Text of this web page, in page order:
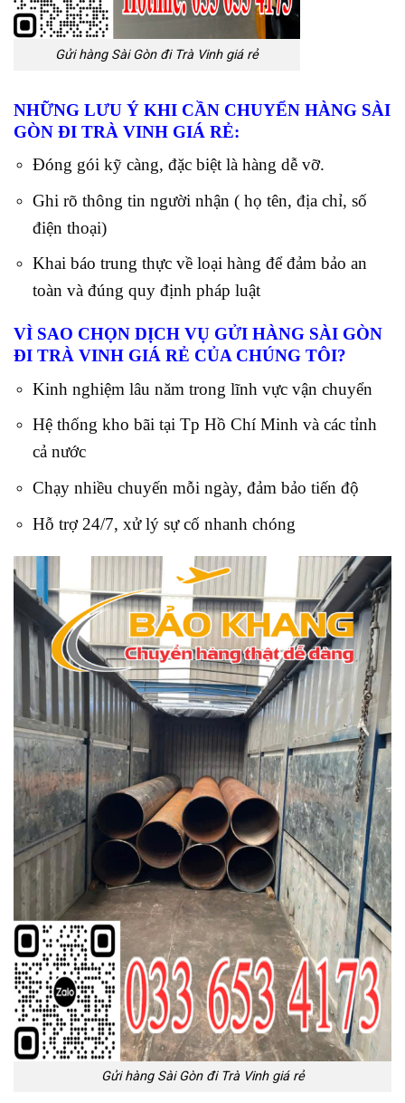
Gửi hàng Sài Gòn đi Trà Vinh giá rẻ
NHỮNG LƯU Ý KHI CẦN CHUYỂN HÀNG SÀI
GÒN ĐI TRÀ VINH GIÁ RẺ:
Đóng gói kỹ càng, đặc biệt là hàng dễ vỡ.
Ghi rõ thông tin người nhận ( họ tên, địa chỉ, số
điện thoại)
Khai báo trung thực về loại hàng để đảm bảo an
toàn và đúng quy định pháp luật
VÌ SAO CHỌN DỊCH VỤ GỬI HÀNG SÀI GÒN
ĐI TRÀ VINH GIÁ RẺ CỦA CHÚNG TÔI?
Kinh nghiệm lâu năm trong lĩnh vực vận chuyển
Hệ thống kho bãi tại Tp Hồ Chí Minh và các tỉnh
cả nước
Chạy nhiều chuyến mỗi ngày, đảm bảo tiến độ
Hỗ trợ 24/7, xử lý sự cố nhanh chóng
Gửi hàng Sài Gòn đi Trà Vinh giá rẻ